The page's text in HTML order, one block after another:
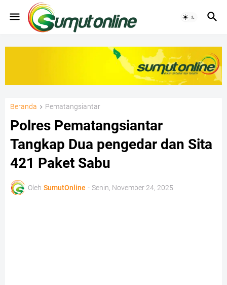
Beranda Pematangsiantar
Polres Pematangsiantar
Tangkap Dua pengedar dan Sita
421 Paket Sabu
Oleh SumutOnline - Senin, November 24, 2025